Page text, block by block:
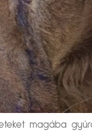
magába